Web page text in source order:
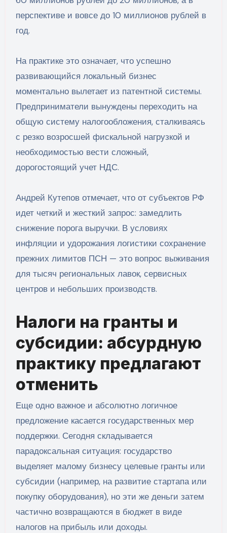
перспективе и вовсе до 10 миллионов рублей в
год.
На практике это означает, что успешно
развивающийся локальный бизнес
моментально вылетает из патентной системы.
Предприниматели вынуждены переходить на
общую систему налогообложения, сталкиваясь
с резко возросшей фискальной нагрузкой и
необходимостью вести сложный,
дорогостоящий учет НДС.
Андрей Кутепов отмечает, что от субъектов РФ
идет четкий и жесткий запрос: замедлить
снижение порога выручки. В условиях
инфляции и удорожания логистики сохранение
прежних лимитов ПСН — это вопрос выживания
для тысяч региональных лавок, сервисных
центров и небольших производств.
Налоги на гранты и
субсидии: абсурдную
практику предлагают
отменить
Еще одно важное и абсолютно логичное
предложение касается государственных мер
поддержки. Сегодня складывается
парадоксальная ситуация: государство
выделяет малому бизнесу целевые гранты или
субсидии (например, на развитие стартапа или
покупку оборудования), но эти же деньги затем
частично возвращаются в бюджет в виде
налогов на прибыль или доходы.